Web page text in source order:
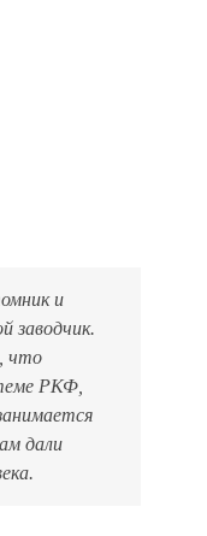
и
заводчик.
что
РКФ,
дали